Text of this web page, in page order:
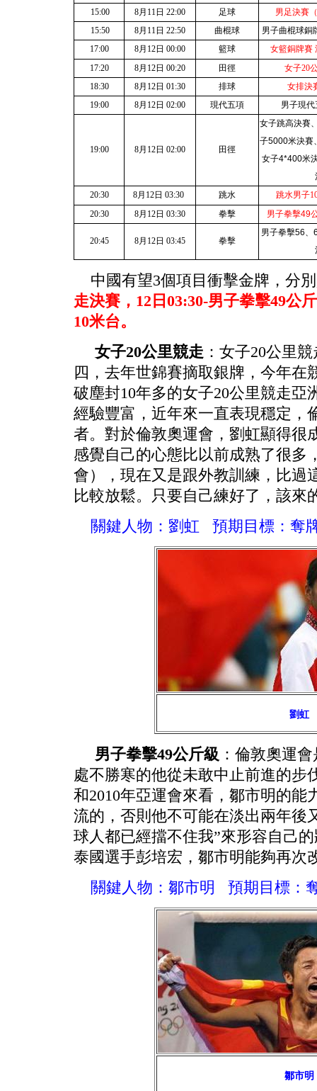
15:00
8月 11日 22:00 足球
男足決賽
15:50
8月 11日 22:50 曲棍球
男子曲棍球銅
17:00
8月 12日 00:00 籃球
女籃銅牌賽
17:20
8月 12日 00:20 田徑 女子20
18:30
8月 12日 01:30 排球
女排決
19:00
8月 12日 02:00 現代五項 男子現
19:00 8月 12日 02:00 田徑
女子跳高決賽
子5000米決賽
女子4*400米
20:30
8月 12日 03:30 跳水 跳水男子
20:30
8月 12日 03:30 拳擊 男子拳擊49
20:45 8月 12日 03:45 拳擊
男子拳擊56、
中國有望3個項目衝擊金牌，分
走決賽，12日03:30-男子拳擊49公
10米台。
女子20公里競走 ：女子20公里
四，去年世錦賽摘取銀牌，今年在
破塵封10年多的女子20公里競走亞
經驗豐富，近年來一直表現穩定，
者。對於倫敦奧運會，劉虹顯得很
感覺自己的心態比以前成熟了很多
會），現在又是跟外教訓練，比過
比較放鬆。只要自己練好了，該來
關鍵人物：劉虹 預期目標：奪
劉虹
男子拳擊49公斤級 ：倫敦奧運
處不勝寒的他從未敢中止前進的步
和2010年亞運會來看，鄒市明的能
流的，否則他不可能在淡出兩年後
球人都已經擋不住我”來形容自己
泰國選手彭培宏，鄒市明能夠再次
關鍵人物：鄒市明 預期目標：
鄒市明